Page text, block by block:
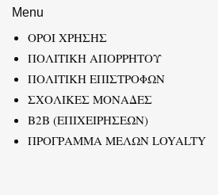
Menu
ΟΡΟΙ ΧΡΗΣΗΣ
ΠΟΛΙΤΙΚΗ ΑΠΟΡΡΗΤΟΥ
ΠΟΛΙΤΙΚΗ ΕΠΙΣΤΡΟΦΩΝ
ΣΧΟΛΙΚΕΣ ΜΟΝΑΔΕΣ
B2B (ΕΠΙΧΕΙΡΗΣΕΩΝ)
ΠΡΟΓΡΑΜΜΑ ΜΕΛΩΝ LOYALTY